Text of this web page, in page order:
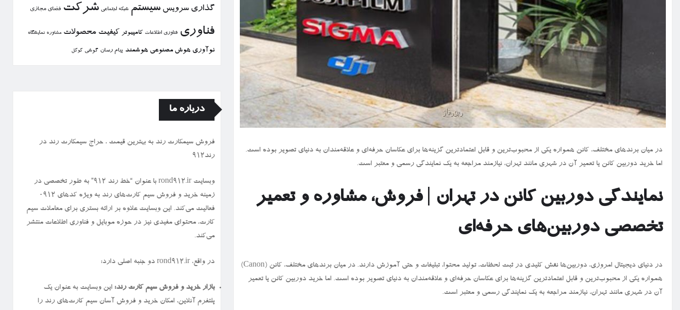
در میان برندهای مختلف، کانن همواره یکی از محبوب‌ترین و قابل‌ اعتمادترین گزینه‌ها برای عکاسان حرفه‌ای و علاقه‌مندان به دنیای تصویر بوده است.
اما خرید دوربین کانن یا تعمیر آن در شهری مانند تهران، نیازمند مراجعه به یک نمایندگی رسمی و معتبر است.
نمایندگی دوربین کانن در تهران | فروش، مشاوره و تعمیر
تخصصی دوربین‌های حرفه‌ای
در دنیای دیجیتال امروزی، دوربین‌ها نقش کلیدی در ثبت لحظات، تولید محتوا، تبلیغات و حتی آموزش دارند. در میان برندهای مختلف، کانن (Canon
)
همواره یکی از محبوب‌ترین و قابل‌ اعتمادترین گزینه‌ها برای عکاسان حرفه‌ای و علاقه‌مندان به دنیای تصویر بوده است. اما خرید دوربین کانن یا تعمیر
آن در شهری مانند تهران، نیازمند مراجعه به یک نمایندگی رسمی و معتبر است.
گذاری سرویس سیستم شبكه اجتماعی شركت فضای مجازی
فناوری فناوری اطلاعات كامپیوتر كیفیت محصولات مشاوره نمایشگاه
نوآوری هوش مصنوعی هوشمند پیام رسان گوشی گوگل
درباره ما
فروش سیمكارت رند به بهترین قیمت ، حراج سیمكارت رند در
رند912
وبسایت rond912.ir با عنوان “خط رند ۹۱۲” به طور تخصصی در
زمینه خرید و فروش سیم کارت‌های رند به ویژه کدهای ۰۹۱۲
فعالیت می‌کند. این وبسایت علاوه بر ارائه بستری برای معاملات سیم
کارت، محتوای مفیدی نیز در حوزه موبایل و فناوری اطلاعات منتشر
می‌کند.
در واقع، rond912.ir دو جنبه اصلی دارد:
بازار خرید و فروش سیم کارت رند: این وبسایت به عنوان یک
پلتفرم آنلاین، امکان خرید و فروش آسان سیم کارت‌های رند را